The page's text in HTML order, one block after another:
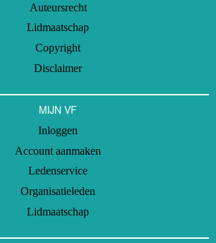
Auteursrecht
Lidmaatschap
Copyright
Disclaimer
MIJN VF
Inloggen
Account aanmaken
Ledenservice
Organisatieleden
Lidmaatschap